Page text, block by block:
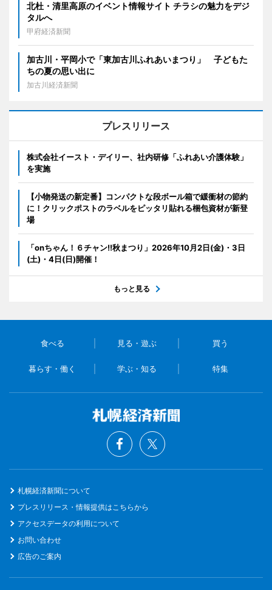
北杜・清里高原のイベント情報サイト チラシの魅力をデジ
タルへ
甲府経済新聞
加古川・平岡小で「東加古川ふれあいまつり」 子どもた
ちの夏の思い出に
加古川経済新聞
プレスリリース
株式会社イースト・デイリー、社内研修「ふれあい介護体験」
を実施
【小物発送の新定番】コンパクトな段ボール箱で緩衝材の節約
に！クリックポストのラベルをピッタリ貼れる梱包資材が新登
場
「onちゃん！６チャン!!秋まつり」2026年10月2日(金)・3日
(土)・4日(日)開催！
もっと見る
食べる 見る・遊ぶ 買う
暮らす・働く 学ぶ・知る 特集
札幌経済新聞について
プレスリリース・情報提供はこちらから
アクセスデータの利用について
お問い合わせ
広告のご案内